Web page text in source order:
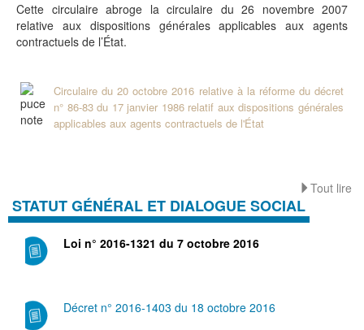
Cette circulaire abroge la circulaire du 26 novembre 2007
relative aux dispositions générales applicables aux agents
contractuels de l’État.
Circulaire du 20 octobre 2016 relative à la réforme du décret
n° 86-83 du 17 janvier 1986 relatif aux dispositions générales
applicables aux agents contractuels de l'État
Tout lire
STATUT GÉNÉRAL ET DIALOGUE SOCIAL
Loi n° 2016-1321 du 7 octobre 2016
Décret n° 2016-1403 du 18 octobre 2016